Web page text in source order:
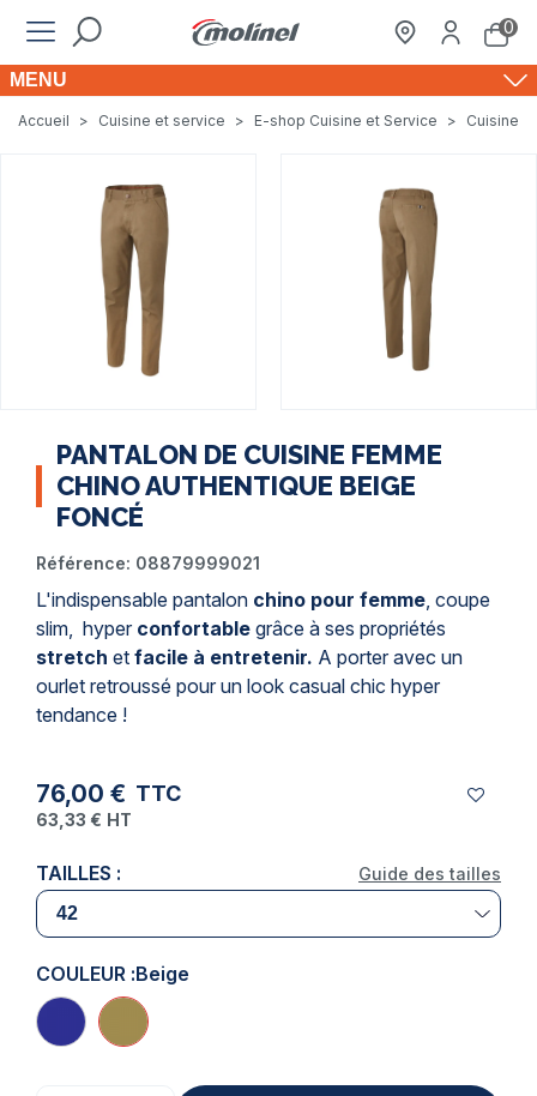
0
MENU
Accueil > Cuisine et service > E-shop Cuisine et Service > Cuisine
PANTALON DE CUISINE FEMME
CHINO AUTHENTIQUE BEIGE
FONCÉ
Référence: 08879999021
L'indispensable pantalon chino pour femme, coupe
slim, hyper confortable grâce à ses propriétés
stretch et facile à entretenir. A porter avec un
ourlet retroussé pour un look casual chic hyper
tendance !
76,00 € TTC
63,33 € HT
Guide des tailles
TAILLES :
COULEUR :Beige